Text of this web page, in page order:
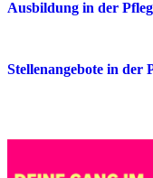
Ausbildung in der
Stellenangebote in der